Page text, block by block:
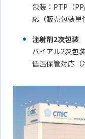
包装：PTP（
応（販売包装単
注射剤2次包装
バイアル2次包
低温保管対応（